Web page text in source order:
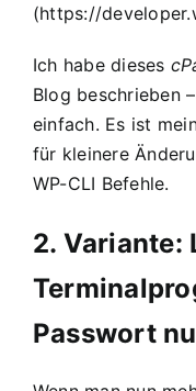
(https://
Ich habe dieses
Blog beschrieben –
einfach. Es ist
für kleinere
WP-CLI Befehle.
2. Variante:
Passwort